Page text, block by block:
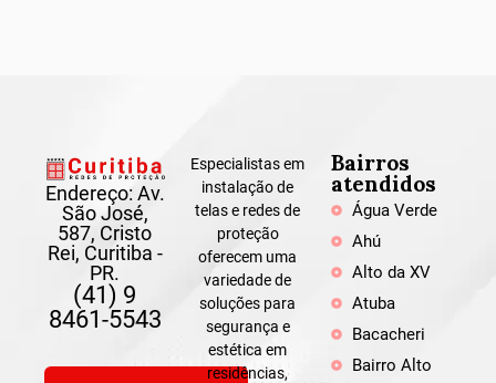
Endereço: Av.
São José,
587, Cristo
Rei, Curitiba -
PR.
(41) 9
8461-5543
Especialistas em
instalação de
telas e redes de
proteção
oferecem uma
variedade de
soluções para
segurança e
estética em
residências,
Bairros
atendidos
Água Verde
Ahú
Alto da XV
Atuba
Bacacheri
Bairro Alto